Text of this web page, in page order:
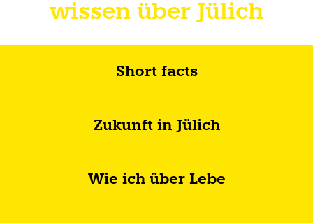
wissen über Jülich
Short facts
Zukunft in Jülich
Wie ich über Lebe